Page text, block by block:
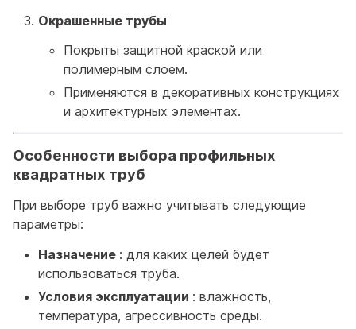
Окрашенные трубы
Покрыты защитной краской или
полимерным слоем.
Применяются в декоративных конструкциях
и архитектурных элементах.
Особенности выбора профильных
квадратных труб
При выборе труб важно учитывать следующие
параметры:
Назначение : для каких целей будет
использоваться труба.
Условия эксплуатации : влажность,
температура, агрессивность среды.